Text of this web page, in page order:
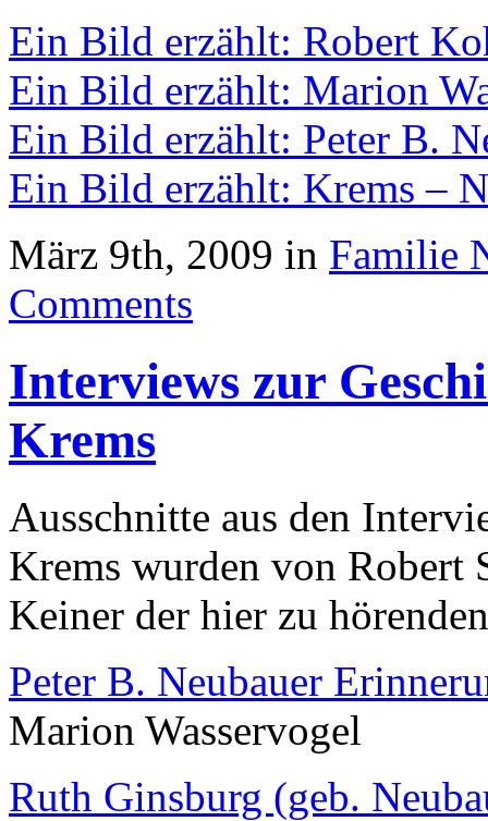
Ein Bild erzählt: Robert
Ein Bild erzählt: Marion
Ein Bild erzählt: Peter B.
Ein Bild erzählt: Krems –
März 9th, 2009 in Familie
Comments
Interviews zur
Krems
Ausschnitte aus den
Krems wurden von Robert
Keiner der hier zu
Peter B. Neubauer
Marion Wasservogel
Ruth Ginsburg (geb.